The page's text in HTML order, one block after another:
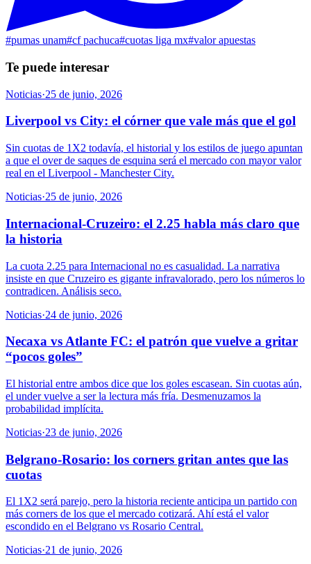
#pumas unam#cf pachuca#cuotas liga mx#valor apuestas
Te puede interesar
Noticias·25 de junio, 2026
Liverpool vs City: el córner que vale más que el gol
Sin cuotas de 1X2 todavía, el historial y los estilos de juego apuntan
a que el over de saques de esquina será el mercado con mayor valor
real en el Liverpool - Manchester City.
Noticias·25 de junio, 2026
Internacional-Cruzeiro: el 2.25 habla más claro que
la historia
La cuota 2.25 para Internacional no es casualidad. La narrativa
insiste en que Cruzeiro es gigante infravalorado, pero los números lo
contradicen. Análisis seco.
Noticias·24 de junio, 2026
Necaxa vs Atlante FC: el patrón que vuelve a gritar
“pocos goles”
El historial entre ambos dice que los goles escasean. Sin cuotas aún,
el under vuelve a ser la lectura más fría. Desmenuzamos la
probabilidad implícita.
Noticias·23 de junio, 2026
Belgrano-Rosario: los corners gritan antes que las
cuotas
El 1X2 será parejo, pero la historia reciente anticipa un partido con
más corners de los que el mercado cotizará. Ahí está el valor
escondido en el Belgrano vs Rosario Central.
Noticias·21 de junio, 2026